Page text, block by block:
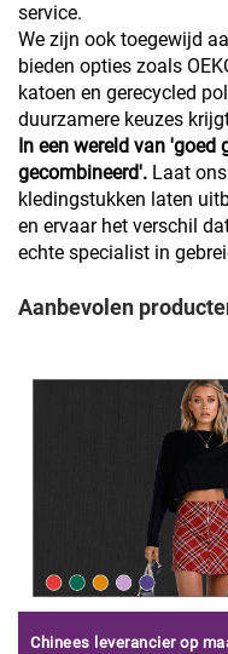
service.
We zijn ook toegewijd
bieden opties zoals
katoen en gerecycled
duurzamere keuzes
In een wereld van
gecombineerd'. Laat
kledingstukken laten
en ervaar het verschil
echte specialist in
Aanbevolen
Chinees leverancier op